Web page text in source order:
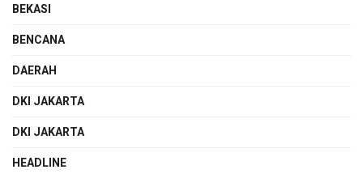
BEKASI
BENCANA
DAERAH
DKI JAKARTA
DKI JAKARTA
HEADLINE